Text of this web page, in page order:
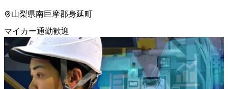
山梨県南巨摩郡身延町
マイカー通勤歓迎